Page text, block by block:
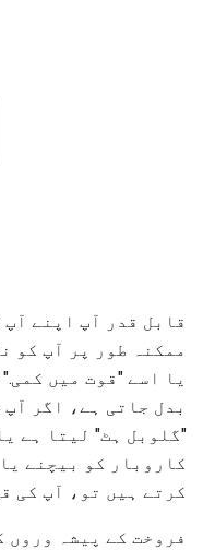
قابل قدر آپ اپنے
ممکنہ طور پر آپ کو
یا اسے "قوت میں
بدل جاتی ہے، اگر
"گلوبل ہٹ" لیتا ہے
کاروبار کو بیچنے
کرتے ہیں تو، آپ کی
فروخت کے پیشہ وروں